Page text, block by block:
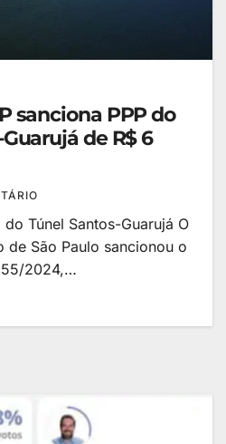
sanciona PPP do
de R$ 6
Túnel Santos-Guarujá O
de São Paulo sancionou o
2024,…